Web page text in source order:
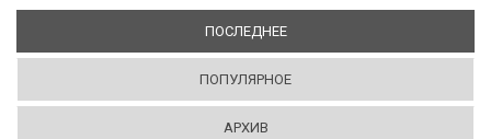
ПОСЛЕДНЕЕ(АКТИВНАЯ ВКЛАДКА)
ПОПУЛЯРНОЕ
АРХИВ